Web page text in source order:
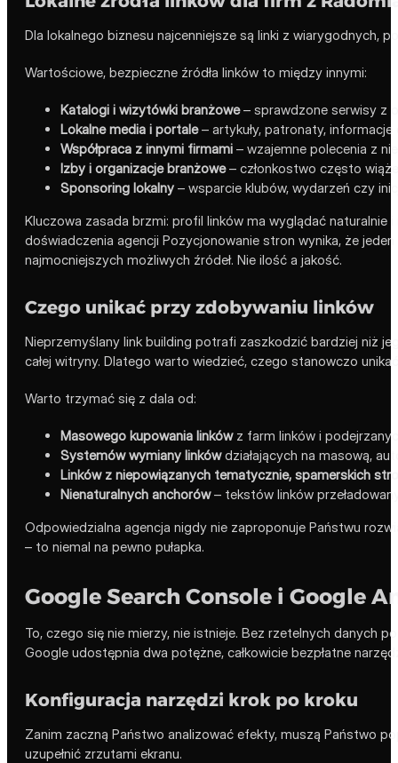
Dla lokalnego biznesu najcenniejsze są linki z wiarygodnych,
Wartościowe, bezpieczne źródła linków to między innymi:
Katalogi i wizytówki branżowe– sprawdzone serwisy z
Lokalne media i portale– artykuły, patronaty, informacje
Współpraca z innymi firmami – wzajemne polecenia z
Izby i organizacje branżowe– członkostwo często
Sponsoring lokalny – wsparcie klubów, wydarzeń czy
Kluczowa zasada brzmi: profil linków ma wyglądać
doświadczenia agencji Pozycjonowanie stron wynika, że
najmocniejszych możliwych źródeł. Nie ilość a jakość.
Czego unikać przy zdobywaniu linków
Nieprzemyślany link building potrafi zaszkodzić bardziej niż
całej witryny. Dlatego warto wiedzieć, czego stanowczo
Warto trzymać się z dala od:
Masowego kupowania linkówz farm linków i
Systemów wymiany linkówdziałających na masową,
Linków z niepowiązanych tematycznie, spamerskich
Nienaturalnych anchorów– tekstów linków
Odpowiedzialna agencja nigdy nie zaproponuje Państwu
– to niemal na pewno pułapka.
Google Search Console i Google
To, czego się nie mierzy, nie istnieje. Bez rzetelnych danych
Google udostępnia dwa potężne, całkowicie bezpłatne
Konfiguracja narzędzi krok po kroku
Zanim zaczną Państwo analizować efekty, muszą Państwo
uzupełnić zrzutami ekranu.